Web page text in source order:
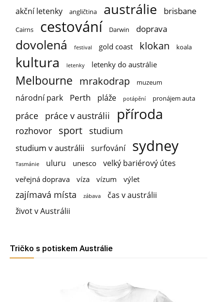
akční letenky angličtina austrálie brisbane
Cairns cestování Darwin doprava
dovolená festival gold coast klokan koala
kultura letenky letenky do austrálie
Melbourne mrakodrap muzeum
národní park Perth pláže potápění pronájem auta
práce práce v austrálii příroda
rozhovor sport studium
studium v austrálii surfování sydney
Tasmánie uluru unesco velký bariérový útes
veřejná doprava víza vízum výlet
zajímavá místa zábava
čas v austrálii
život v Austrálii
Tričko s potiskem Austrálie